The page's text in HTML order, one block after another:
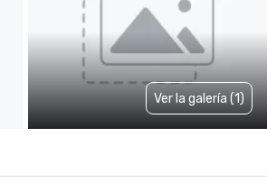
Ver la galería (1)